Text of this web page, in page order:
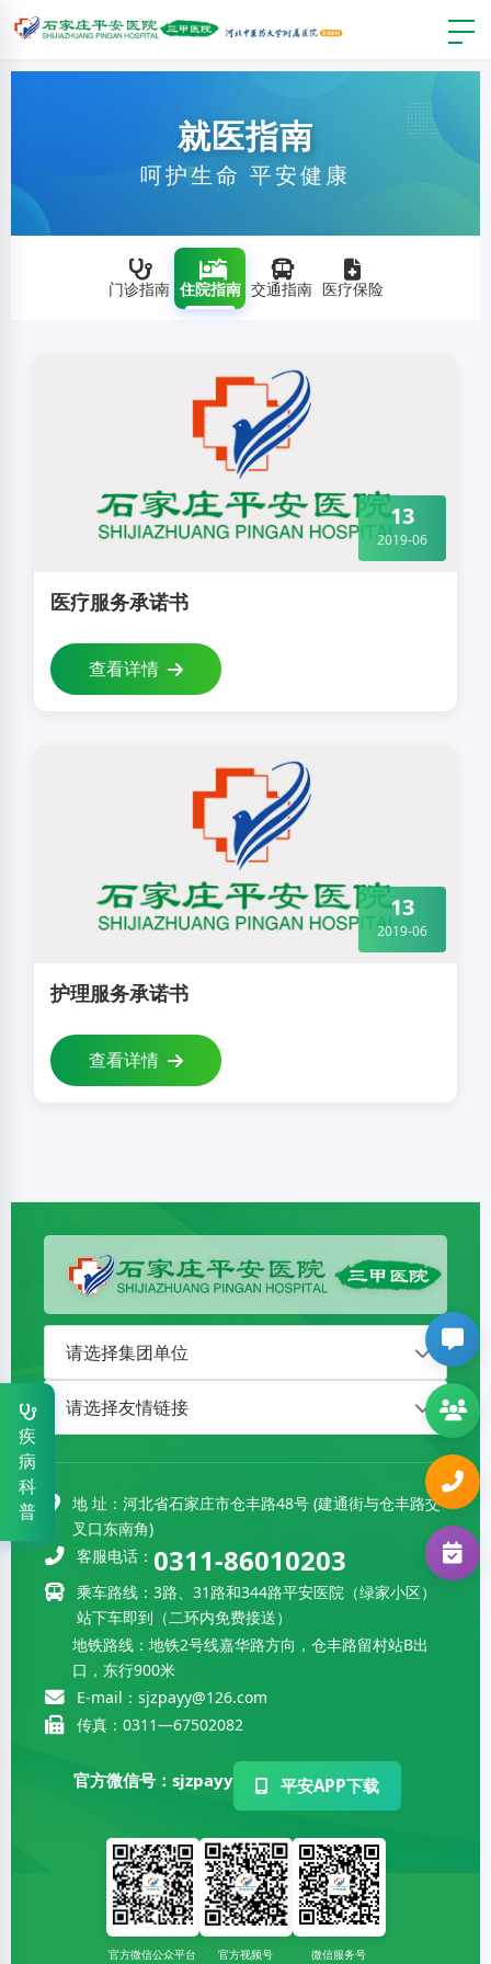
就医指南
呵护生命 平安健康
门诊指南 住院指南 交通指南 医疗保险
医疗服务承诺书
13
2019-06
查看详情
护理服务承诺书
13
2019-06
查看详情
血液病科
风湿病科 0311-86112971
肿瘤学部 0311-67502797
周围血管科 0311-80721676
肾病科 0311-86112971
疾
病
科
普
地 址：河北省石家庄市仓丰路48号 (建通街与仓丰路交
叉口东南角)
客服电话： 0311-86010203
乘车路线：3路、31路和344路平安医院（绿家小区）
站下车即到（二环内免费接送）
地铁路线：地铁2号线嘉华路方向，仓丰路留村站B出
口，东行900米
E-mail：sjzpayy@126.com
传真：0311—67502082
官方微信号：sjzpayy 平安APP下载
官方微信公众平台 官方视频号 微信服务号